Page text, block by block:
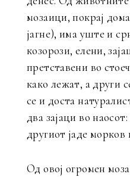
мозаици, покрај
јагне), има уште и
козорози, елени,
претставени во
како лежат, а други
се и доста
два зајаци во
другиот јаде морков
Од овој огромен